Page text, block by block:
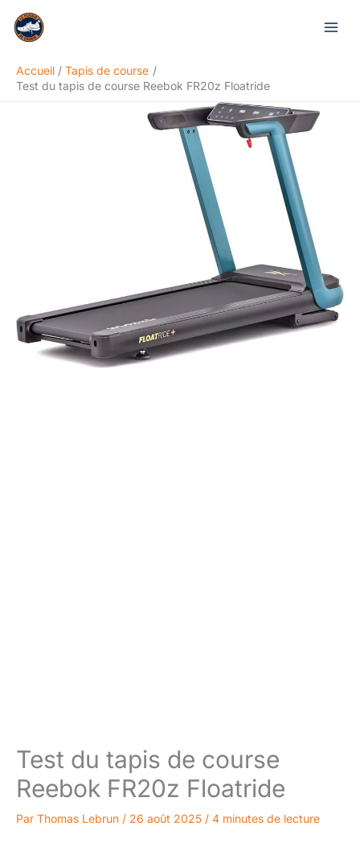
Accueil
Tapis de course
Test du tapis de course Reebok FR20z Floatride
Test du tapis de course
Reebok FR20z Floatride
Par Thomas Lebrun / 26 août 2025 / 4 minutes de lecture
Rechercher